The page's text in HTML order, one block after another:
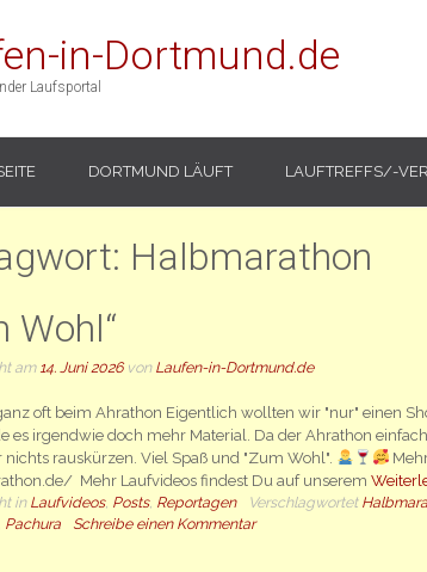
in-Dortmund.de
Laufsportal
DORTMUND LÄUFT LAUFTREFFS/-
Halbmarathon
Wohl“
am 14. Juni 2026von Laufen-in-Dortmund.de
oft beim Ahrathon Eigentlich wollten wir "nur" einen
es irgendwie doch mehr Material. Da der Ahrathon einfach
rauskürzen. Viel Spaß und "Zum Wohl".
Mehr Laufvideos findest Du auf unserem
in Laufvideos, Posts, Reportagen Verschlagwortet
Pachura Schreibe einen Kommentar